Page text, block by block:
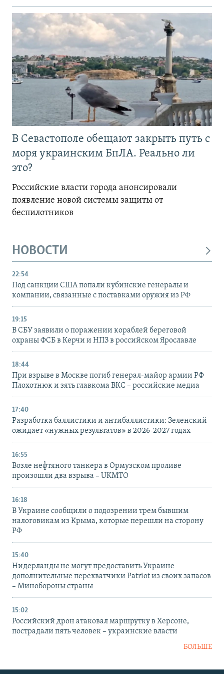
В Севастополе обещают закрыть путь с
моря украинским БпЛА. Реально ли
это?
Российские власти города анонсировали
появление новой системы защиты от
беспилотников
НОВОСТИ
22:54
Под санкции США попали кубинские генералы и
компании, связанные с поставками оружия из РФ
19:15
В СБУ заявили о поражении кораблей береговой
охраны ФСБ в Керчи и НПЗ в российском Ярославле
18:44
При взрыве в Москве погиб генерал-майор армии РФ
Плохотнюк и зять главкома ВКС – российские медиа
17:40
Разработка баллистики и антибаллистики: Зеленский
ожидает «нужных результатов» в 2026-2027 годах
16:55
Возле нефтяного танкера в Ормузском проливе
произошли два взрыва – UKMTO
16:18
В Украине сообщили о подозрении трем бывшим
налоговикам из Крыма, которые перешли на сторону
РФ
15:40
Нидерланды не могут предоставить Украине
дополнительные перехватчики Patriot из своих запасов
– Минобороны страны
15:02
Российский дрон атаковал маршрутку в Херсоне,
пострадали пять человек – украинские власти
БОЛЬШЕ